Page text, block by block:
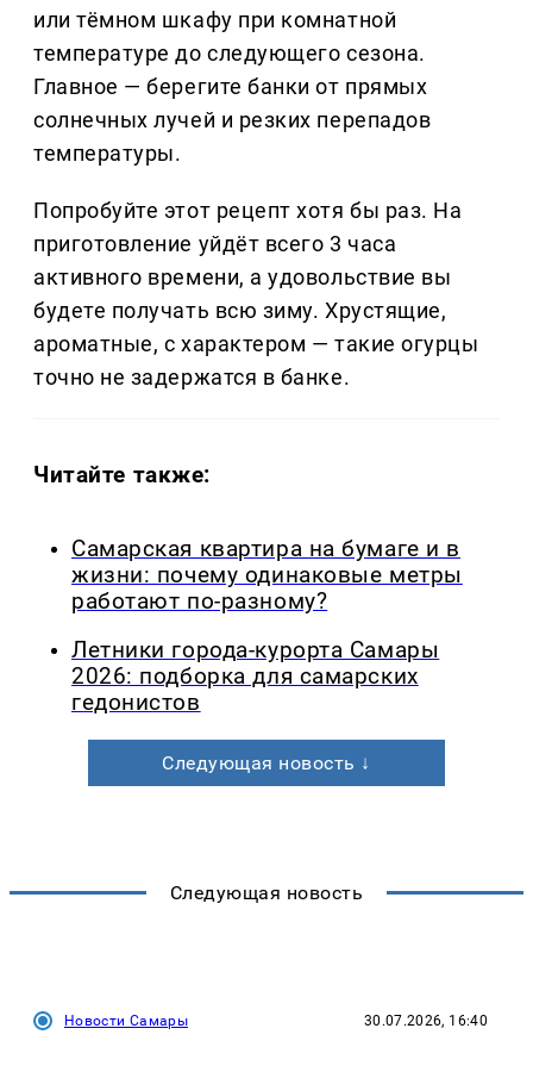
или тёмном шкафу при комнатной
температуре до следующего сезона.
Главное — берегите банки от прямых
солнечных лучей и резких перепадов
температуры.
Попробуйте этот рецепт хотя бы раз. На
приготовление уйдёт всего 3 часа
активного времени, а удовольствие вы
будете получать всю зиму. Хрустящие,
ароматные, с характером — такие огурцы
точно не задержатся в банке.
Читайте также:
Самарская квартира на бумаге и в
жизни: почему одинаковые метры
работают по-разному?
Летники города-курорта Самары
2026: подборка для самарских
гедонистов
Следующая новость ↓
Следующая новость
Новости Самары 30.07.2026, 16:40